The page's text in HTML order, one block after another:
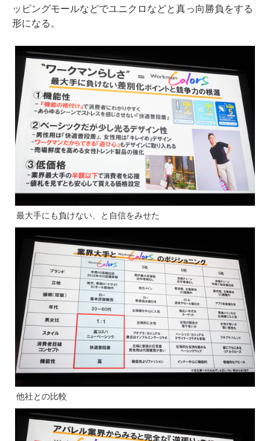
ッピングモールなどでユニクロなどと真っ向勝負をする
形になる。
最大手にも負けない、と自信をみせた
他社との比較